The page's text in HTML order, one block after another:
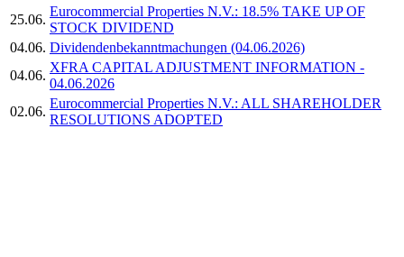
25.06.
Eurocommercial Properties N.V.: 18.5% TAKE UP OF
STOCK DIVIDEND
04.06. Dividendenbekanntmachungen (04.06.2026)
04.06.
XFRA CAPITAL ADJUSTMENT INFORMATION -
04.06.2026
02.06.
Eurocommercial Properties N.V.: ALL SHAREHOLDER
RESOLUTIONS ADOPTED